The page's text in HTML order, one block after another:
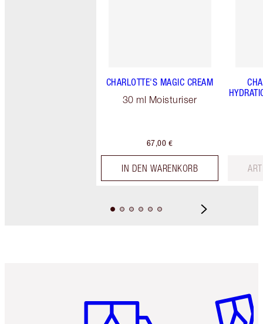
CHARLOTTE'S MAGIC CREAM
30 ml Moisturiser
67,00 €
IN DEN WARENKORB